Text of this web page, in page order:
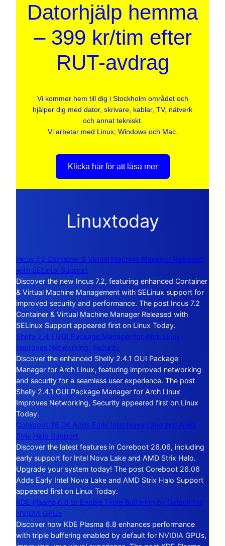
Datorhjälp hemma
– 399 kr/tim efter
RUT-avdrag
Vi kommer hem till dig i Stockholm området och
hjälper dig med dator, skrivare, kablar, TV, nätverk
och annat tekniskt.
Vi arbetar med Linux, Windows och Mac.
Klicka här för att läsa mer
Linuxtoday
Incus 7.2 Container & Virtual Machine Manager Released
with SELinux Support
Discover the new Incus 7.2, featuring enhanced Container
& Virtual Machine Management with SELinux support for
improved security and performance. The post Incus 7.2
Container & Virtual Machine Manager Released with
SELinux Support appeared first on Linux Today.
Shelly 2.4.1 GUI Package Manager for Arch Linux
Improves Networking, Security
Discover the enhanced Shelly 2.4.1 GUI Package
Manager for Arch Linux, featuring improved networking
and security for a seamless user experience. The post
Shelly 2.4.1 GUI Package Manager for Arch Linux
Improves Networking, Security appeared first on Linux
Today.
Coreboot 26.06 Adds Early Intel Nova Lake and AMD
Strix Halo Support
Discover the latest features in Coreboot 26.06, including
early support for Intel Nova Lake and AMD Strix Halo.
Upgrade your system today! The post Coreboot 26.06
Adds Early Intel Nova Lake and AMD Strix Halo Support
appeared first on Linux Today.
KDE Plasma 6.8 to Enable Triple Buffering by Default for
NVIDIA GPUs
Discover how KDE Plasma 6.8 enhances performance
with triple buffering enabled by default for NVIDIA GPUs,